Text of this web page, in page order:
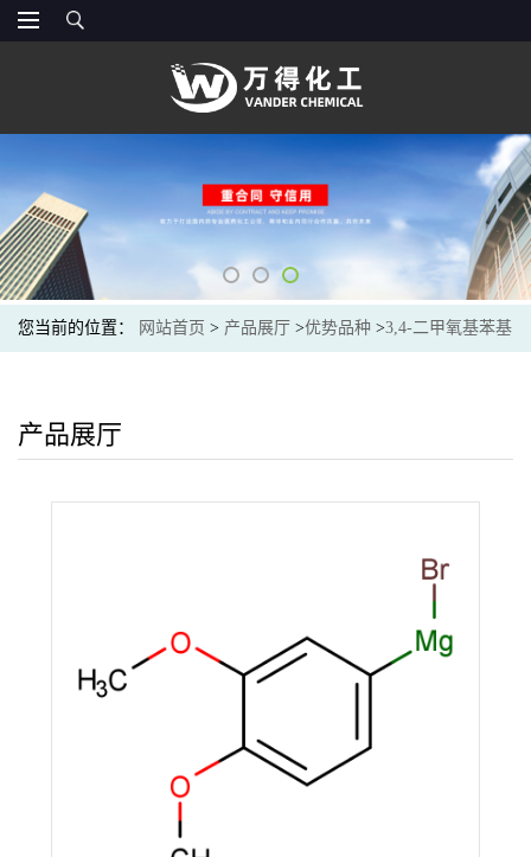
您当前的位置： 网站首页 > 产品展厅 >优势品种 >3,4-二甲氧基苯基
产品展厅